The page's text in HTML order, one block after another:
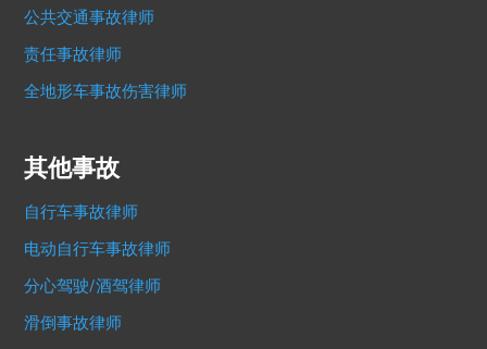
公共交通事故律师
责任事故律师
全地形车事故伤害律师
其他事故
自行车事故律师
电动自行车事故律师
分心驾驶/酒驾律师
滑倒事故律师